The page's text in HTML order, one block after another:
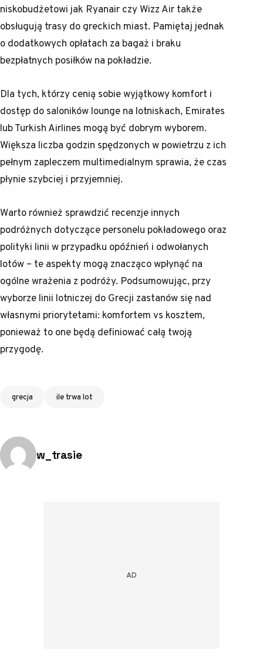
niskobudżetowi jak Ryanair czy Wizz Air także
obsługują trasy do greckich miast. Pamiętaj jednak
o dodatkowych opłatach za bagaż i braku
bezpłatnych posiłków na pokładzie.
Dla tych, którzy cenią sobie wyjątkowy komfort i
dostęp do saloników lounge na lotniskach, Emirates
lub Turkish Airlines mogą być dobrym wyborem.
Większa liczba godzin spędzonych w powietrzu z ich
pełnym zapleczem multimedialnym sprawia, że czas
płynie szybciej i przyjemniej.
Warto również sprawdzić recenzje innych
podróżnych dotyczące personelu pokładowego oraz
polityki linii w przypadku opóźnień i odwołanych
lotów – te aspekty mogą znacząco wpłynąć na
ogólne wrażenia z podróży. Podsumowując, przy
wyborze linii lotniczej do Grecji zastanów się nad
własnymi priorytetami: komfortem vs kosztem,
ponieważ to one będą definiować całą twoją
przygodę.
Tagi
grecja ile trwa lot
Opublikowano przez:
w_trasie